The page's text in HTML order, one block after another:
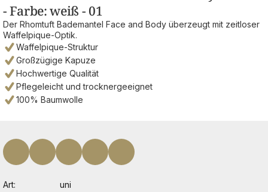
- Farbe: weiß - 01
Der Rhomtuft Bademantel Face and Body überzeugt mit zeitloser
Waffelpique-Optik.
Waffelpique-Struktur
Großzügige Kapuze
Hochwertige Qualität
Pflegeleicht und trocknergeeignet
100% Baumwolle
Art
uni